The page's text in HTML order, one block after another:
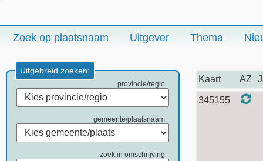
Zoek op plaatsnaam Uitgever Thema
Uitgebreid zoeken:
provincie/regio
gemeente/plaatsnaam
zoek in omschrijving
Kaart AZ
345155